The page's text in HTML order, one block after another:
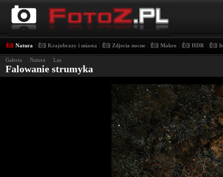
Natura Krajobrazy i miasta Zdjecia nocne Makro HDR
Galeria › Natura › Las
Falowanie strumyka